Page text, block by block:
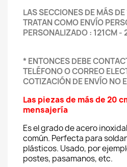
LAS SECCIONES DE MÁS
TRATAN COMO ENVÍO
PERSONALIZADO : 121CM -
* ENTONCES DEBE
TELÉFONO O CORREO
COTIZACIÓN DE ENVÍO NO
Las piezas de más de 20
mensajería
Es el grado de acero
común. Perfecta para
plásticos. Usado, por
postes, pasamanos, etc.